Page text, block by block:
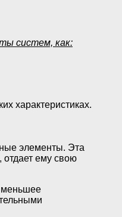
систем, как:
характеристиках.
элементы. Эта
отдает ему свою
меньшее